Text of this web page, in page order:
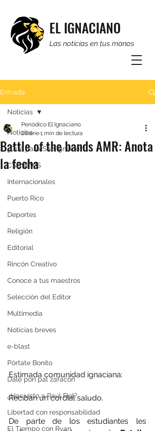
EL IGNACIANO
Las noticias en tus manos
Entrada
Noticias
¿Qué pasa San Ignacio?
CSI NEWS
Internacionales
Puerto Rico
Deportes
Religión
Editorial
Rincón Creativo
Conoce a tus maestros
Selección del Editor
Multimedia
Noticias breves
e-blast
Pórtate Bonito
Dale pon pal zafacón
¿Has visto a Raúl Fiol?
Libertad con responsabilidad
El Tiempo con Ryan
Noticias
Battle of the bands AMR: Anota
la fecha
Periódico El Ignaciano
26 ene1 min de lectura
Estimada comunidad ignaciana:
Reciban un cordial saludo.
De parte de los estudiantes les